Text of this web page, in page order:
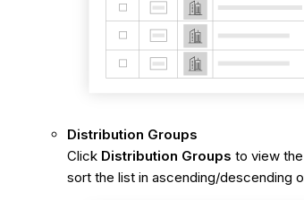
Distribution Groups
Click Distribution Groups to view
sort the list in ascending/descending